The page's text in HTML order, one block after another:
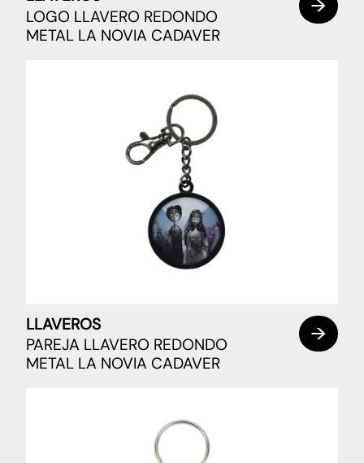
LOGO LLAVERO REDONDO
METAL LA NOVIA CADAVER
LLAVEROS
PAREJA LLAVERO REDONDO
METAL LA NOVIA CADAVER